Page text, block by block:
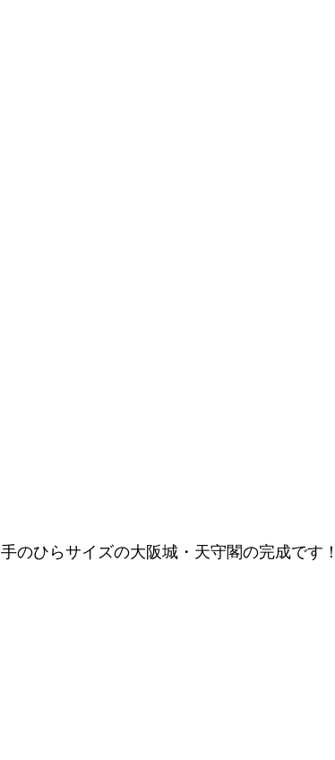
手のひらサイズの大阪城・天守閣の完成です！